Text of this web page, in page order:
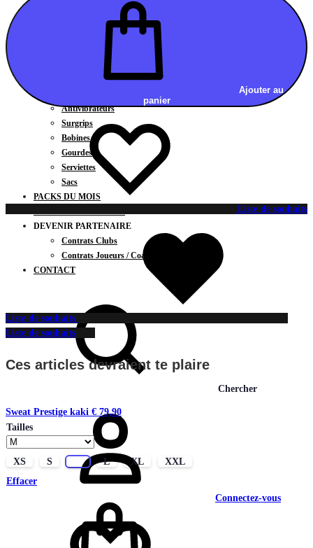
Leggings
Pantalons
CARTES CADEAUX
Chaussettes / Sous-vêtements
Poignets / Manchettes / Gants
Antivibrateurs
Surgrips
Bobines
Gourdes
Serviettes
Sacs
PACKS DU MOIS
DEVENIR PARTENAIRE
Contrats Clubs
Contrats Joueurs / Coachs
CONTACT
Chercher
Connectez-vous
Ajouter au
panier
Liste de souhaits
Liste de souhaits
Liste de souhaits
Ces articles devraient te plaire
Sweat Prestige kaki € 79,90
Tailles
XS S L XL
XXL
Effacer